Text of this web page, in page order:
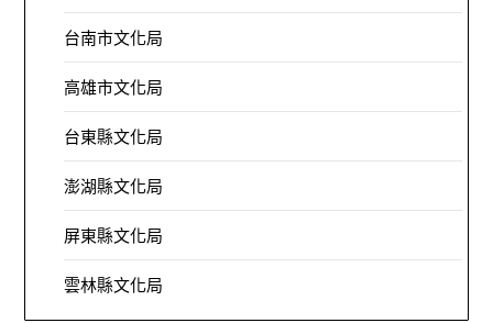
台南市文化局
高雄市文化局
台東縣文化局
澎湖縣文化局
屏東縣文化局
雲林縣文化局